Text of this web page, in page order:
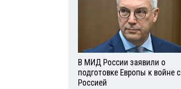
В МИД России заявили о
подготовке Европы к войне с
Россией